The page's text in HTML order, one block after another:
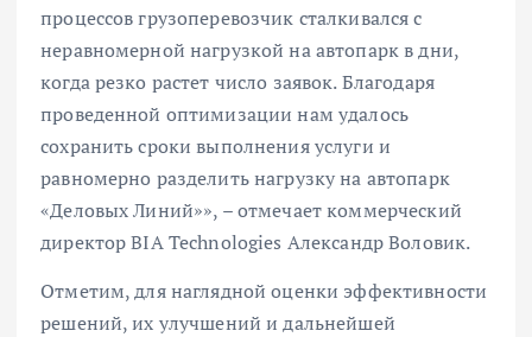
процессов грузоперевозчик сталкивался с
неравномерной нагрузкой на автопарк в дни,
когда резко растет число заявок. Благодаря
проведенной оптимизации нам удалось
сохранить сроки выполнения услуги и
равномерно разделить нагрузку на автопарк
«Деловых Линий»», – отмечает коммерческий
директор BIA Technologies Александр Воловик.
Отметим, для наглядной оценки эффективности
решений, их улучшений и дальнейшей